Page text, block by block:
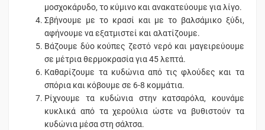
μοσχοκάρυδο, το κύμινο και ανακατεύουμε για λίγο.
Σβήνουμε με το κρασί και με το βαλσάμικο ξύδι,
αφήνουμε να εξατμιστεί και αλατίζουμε.
Βάζουμε δύο κούπες ζεστό νερό και μαγειρεύουμε
σε μέτρια θερμοκρασία για 45 λεπτά.
Καθαρίζουμε τα κυδώνια από τις φλούδες και τα
σπόρια και κόβουμε σε 6-8 κομμάτια.
Ρίχνουμε τα κυδώνια στην κατσαρόλα, κουνάμε
κυκλικά από τα χερούλια ώστε να βυθιστούν τα
κυδώνια μέσα στη σάλτσα.